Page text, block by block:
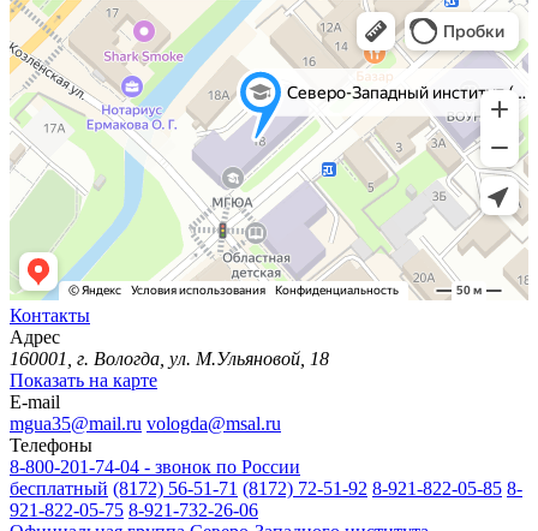
Контакты
Адрес
160001, г. Вологда, ул. М.Ульяновой, 18
Показать на карте
E-mail
mgua35@mail.ru vologda@msal.ru
Телефоны
8-800-201-74-04 - звонок по России
бесплатный (8172) 56-51-71 (8172) 72-51-92 8-921-822-05-85 8-
921-822-05-75 8-921-732-26-06